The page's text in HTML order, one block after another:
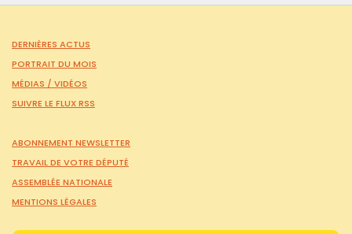
DERNIÈRES ACTUS
PORTRAIT DU MOIS
MÉDIAS / VIDÉOS
SUIVRE LE FLUX RSS
ABONNEMENT NEWSLETTER
TRAVAIL DE VOTRE DÉPUTÉ
ASSEMBLÉE NATIONALE
MENTIONS LÉGALES